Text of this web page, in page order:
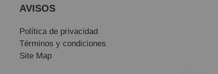
AVISOS
Política de privacidad
Términos y condiciones
Site Map